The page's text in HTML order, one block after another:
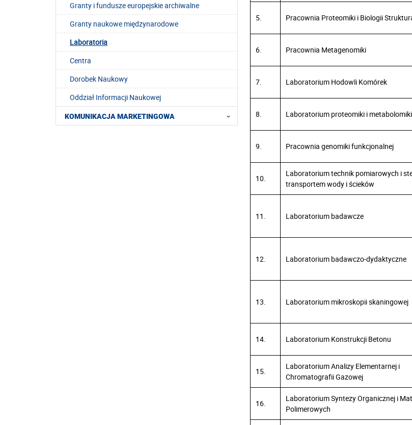
5. Pracownia Proteomiki i Biologii
6. Pracownia Metagenomiki
7. Laboratorium Hodowli Komórek
8. Laboratorium proteomiki i metabolomiki
9. Pracownia genomiki funkcjonalnej
10.
Laboratorium technik pomiarowych i
transportem wody i ścieków
11. Laboratorium badawcze
12. Laboratorium badawczo-dydaktyczne
13. Laboratorium mikroskopii skaningowej
14. Laboratorium Konstrukcji Betonu
15.
Laboratorium Analizy Elementarnej i
Chromatografii Gazowej
16.
Laboratorium Syntezy Organicznej i
Polimerowych
Granty i fundusze europejskie archiwalne
Granty naukowe międzynarodowe
Laboratoria
Centra
Dorobek Naukowy
Oddział Informacji Naukowej
KOMUNIKACJA MARKETINGOWA